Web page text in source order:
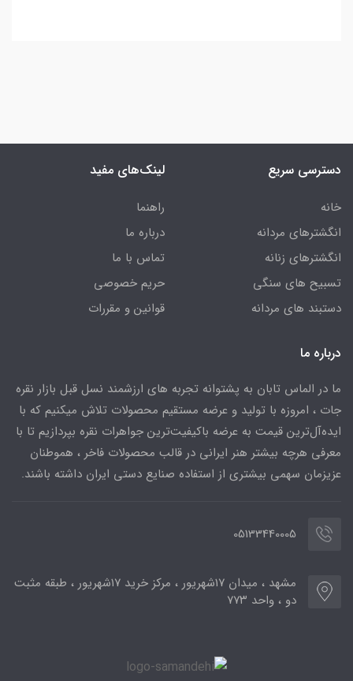
دسترسی سریع
خانه
انگشترهای مردانه
انگشترهای زنانه
تسبیح های سنگی
دستبند های مردانه
لینک‌های مفید
راهنما
درباره ما
تماس با ما
حریم خصوصی
قوانین و مقررات
درباره ما
ما در الماس تابان به پشتوانه تجربه های ارزشمند نسل قبل بازار نقره
جات ، امروزه با تولید و عرضه مستقیم محصولات تلاش میکنیم که با
ایده‌آل‌ترین قیمت به عرضه باکیفیت‌ترین جواهرات نقره بپردازیم تا با
معرفی هرچه بیشتر هنر ایرانی در قالب محصولات فاخر ، هموطنان
عزیزمان سهمی بیشتری از استفاده صنایع دستی ایران داشته باشند.
05133440005
مشهد ، میدان ۱۷شهریور ، مرکز خرید ۱۷شهریور ، طبقه مثبت
دو ، واحد ۷۷۳